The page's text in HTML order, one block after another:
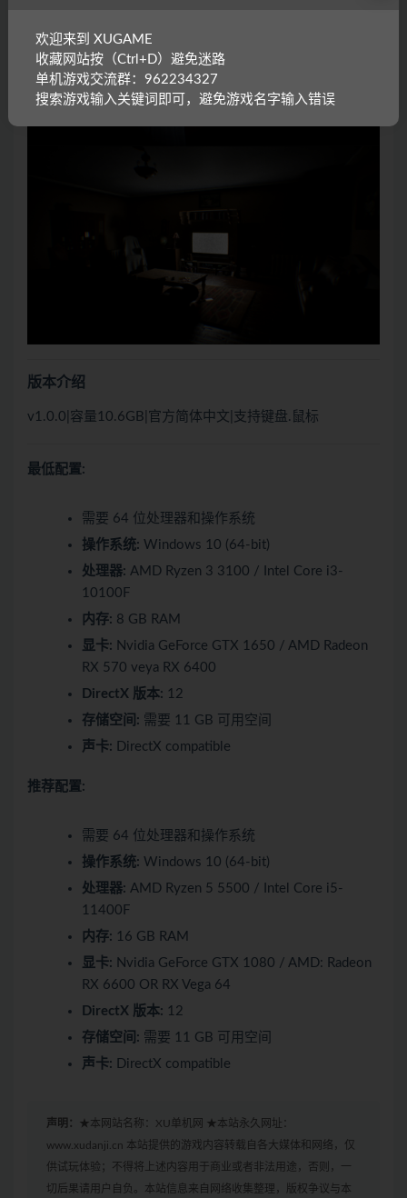
版本介绍
v1.0.0|容量10.6GB|官方简体中文|支持键盘.鼠标
最低配置:
需要 64 位处理器和操作系统
操作系统: Windows 10 (64-bit)
处理器: AMD Ryzen 3 3100 / Intel Core i3-
10100F
内存: 8 GB RAM
显卡: Nvidia GeForce GTX 1650 / AMD Radeon
RX 570 veya RX 6400
DirectX 版本: 12
存储空间: 需要 11 GB 可用空间
声卡: DirectX compatible
推荐配置:
需要 64 位处理器和操作系统
操作系统: Windows 10 (64-bit)
处理器: AMD Ryzen 5 5500 / Intel Core i5-
11400F
内存: 16 GB RAM
显卡: Nvidia GeForce GTX 1080 / AMD: Radeon
RX 6600 OR RX Vega 64
DirectX 版本: 12
存储空间: 需要 11 GB 可用空间
声卡: DirectX compatible
声明： ★本网站名称：XU单机网 ★本站永久网址：
www.xudanji.cn 本站提供的游戏内容转载自各大媒体和网络，仅
供试玩体验；不得将上述内容用于商业或者非法用途，否则，一
切后果请用户自负。本站信息来自网络收集整理，版权争议与本
欢迎来到 XUGAME
收藏网站按（Ctrl+D）避免迷路
单机游戏交流群：962234327
搜索游戏输入关键词即可，避免游戏名字输入错误